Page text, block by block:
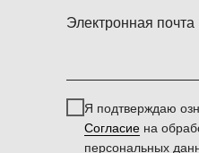
Электронная почта
Я подтверждаю
Согласие на
персональных